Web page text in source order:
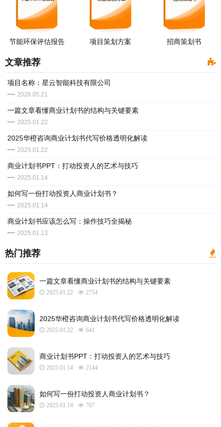
节能环保评估报告 项目策划方案 招商策划书
文章推荐
​项目名称：星云智能科技有限公司
2026.05.21
一篇文章看懂商业计划书的结构与关键要素
2025.01.22
2025华橙咨询商业计划书代写价格透明化解读
2025.01.22
​商业计划书PPT：打动投资人的艺术与技巧
2025.01.14
如何写一份打动投资人商业计划书？
2025.01.14
商业计划书应该怎么写：操作技巧全揭秘
2025.01.13
热门推荐
一篇文章看懂商业计划书的结构与关键要素
2025.01.22 2754
2025华橙咨询商业计划书代写价格透明化解读
2025.01.22 641
​商业计划书PPT：打动投资人的艺术与技巧
2025.01.14 2144
如何写一份打动投资人商业计划书？
2025.01.14 707